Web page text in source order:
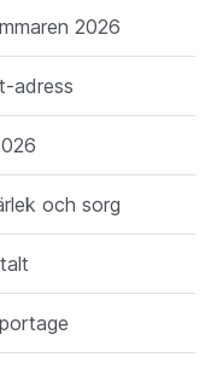
2026
adress
och sorg